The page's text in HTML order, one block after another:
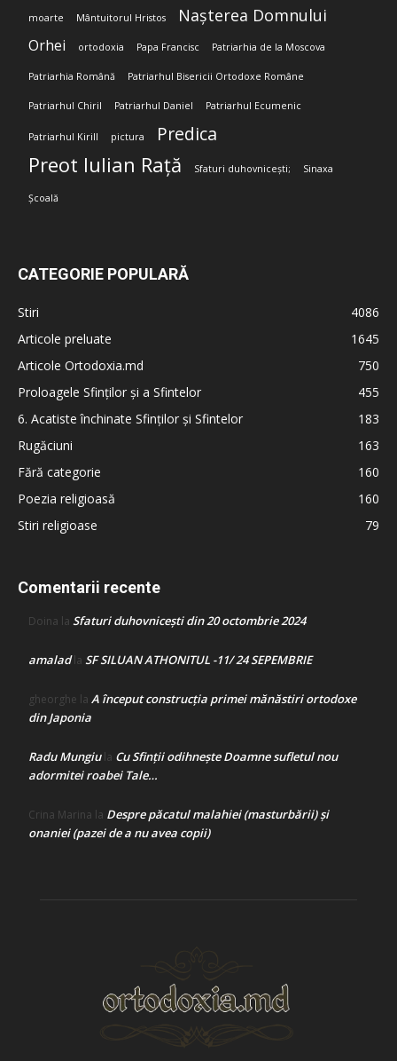
moarte Mântuitorul Hristos Nașterea Domnului
Orhei ortodoxia Papa Francisc Patriarhia de la Moscova
Patriarhia Română Patriarhul Bisericii Ortodoxe Române
Patriarhul Chiril Patriarhul Daniel Patriarhul Ecumenic
Patriarhul Kirill pictura Predica
Preot Iulian Rață Sfaturi duhovnicești; Sinaxa
Școală
CATEGORIE POPULARĂ
Stiri
4086
Articole preluate
1645
Articole Ortodoxia.md
750
Proloagele Sfinților și a Sfintelor
455
6. Acatiste închinate Sfinților și Sfintelor
183
Rugăciuni
163
Fără categorie
160
Poezia religioasă
160
Stiri religioase
79
Comentarii recente
Doina la Sfaturi duhovnicești din 20 octombrie 2024
amaladla SF SILUAN ATHONITUL -11/ 24 SEPEMBRIE
gheorghe la A început construcţia primei mănăstiri ortodoxe
din Japonia
Radu Mungiula Cu Sfinții odihnește Doamne sufletul nou
adormitei roabei Tale…
Crina Marina la Despre păcatul malahiei (masturbării) şi
onaniei (pazei de a nu avea copii)